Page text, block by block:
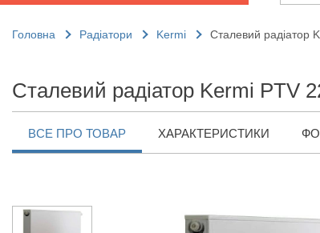
Головна Радіатори Kermi Сталевий радіатор
Сталевий радіатор Kermi PTV
ВСЕ ПРО ТОВАР ХАРАКТЕРИСТИКИ